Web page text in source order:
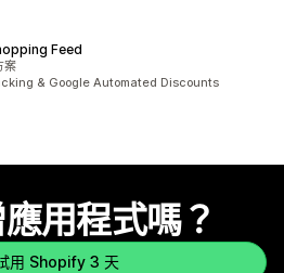
Feed
案
& Google Automated Discounts
用程式嗎？
用 Shopify 3 天